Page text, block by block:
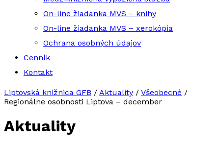
On-line žiadanka MVS – knihy
On-line žiadanka MVS – xerokópia
Ochrana osobných údajov
Cenník
Kontakt
Liptovská knižnica GFB / Aktuality / Všeobecné /
Regionálne osobnosti Liptova – december
Aktuality